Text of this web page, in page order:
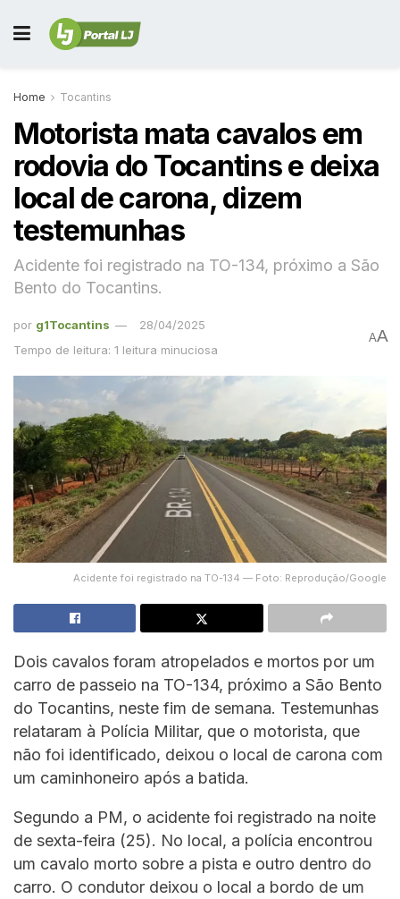
Home Tocantins
Motorista mata cavalos em
rodovia do Tocantins e deixa
local de carona, dizem
testemunhas
Acidente foi registrado na TO-134, próximo a São
Bento do Tocantins.
por g1Tocantins
28/04/2025
Tempo de leitura: 1 leitura minuciosa
AA
Acidente foi registrado na TO-134 — Foto: Reprodução/Google
Dois cavalos foram atropelados e mortos por um
carro de passeio na TO-134, próximo a São Bento
do Tocantins, neste fim de semana. Testemunhas
relataram à Polícia Militar, que o motorista, que
não foi identificado, deixou o local de carona com
um caminhoneiro após a batida.
Segundo a PM, o acidente foi registrado na noite
de sexta-feira (25). No local, a polícia encontrou
um cavalo morto sobre a pista e outro dentro do
carro. O condutor deixou o local a bordo de um